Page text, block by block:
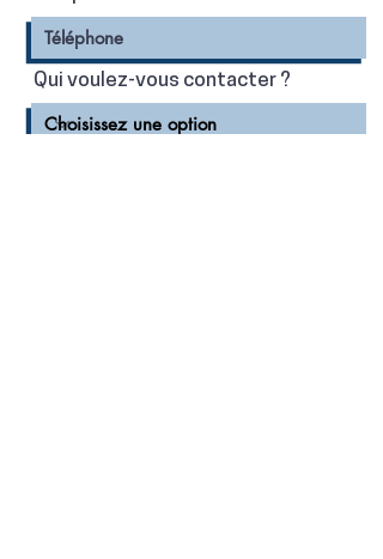
Qui voulez-vous contacter ?